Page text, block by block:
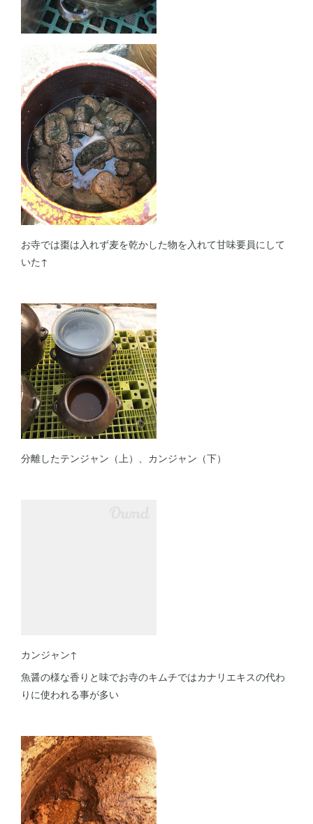
お寺では棗は入れず麦を乾かした物を入れて甘味要員にして
いた↑
分離したテンジャン（上）、カンジャン（下）
カンジャン↑
魚醤の様な香りと味でお寺のキムチではカナリエキスの代わ
りに使われる事が多い